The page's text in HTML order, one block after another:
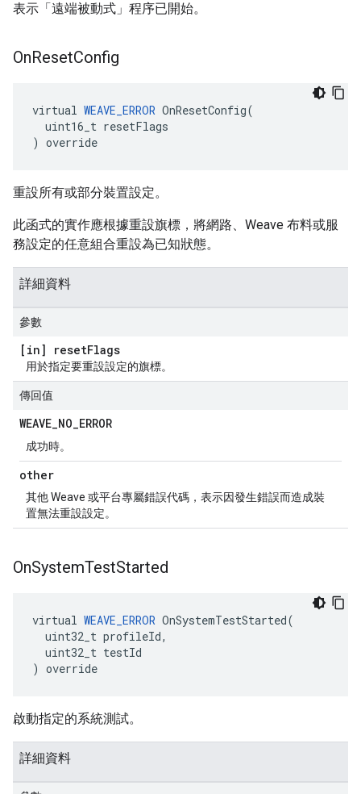
表示「遠端被動式」程序已開始。
OnResetConfig
virtual WEAVE_ERROR OnResetConfig(
  uint16_t resetFlags
) override
重設所有或部分裝置設定。
此函式的實作應根據重設旗標，將網路、Weave 布料或服
務設定的任意組合重設為已知狀態。
詳細資料
參數
[in] resetFlags
用於指定要重設設定的旗標。
傳回值
WEAVE_NO_ERROR
成功時。
other
其他 Weave 或平台專屬錯誤代碼，表示因發生錯誤而造成裝
置無法重設設定。
OnSystemTestStarted
virtual WEAVE_ERROR OnSystemTestStarted(
  uint32_t profileId,
  uint32_t testId
) override
啟動指定的系統測試。
詳細資料